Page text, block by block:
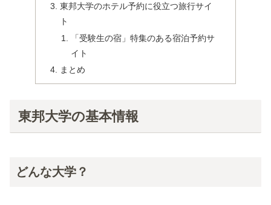
東邦大学のホテル予約に役立つ旅行サイ
ト
「受験生の宿」特集のある宿泊予約サ
イト
まとめ
東邦大学の基本情報
どんな大学？